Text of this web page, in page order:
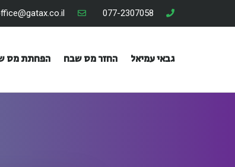
077-2307058
גבאי עמיאל החזר מס שבח הפחתת מס